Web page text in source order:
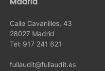
Calle Cavanilles, 43
28027 Madrid
Tel: 917 241 621
fullaudit@fullaudit.es